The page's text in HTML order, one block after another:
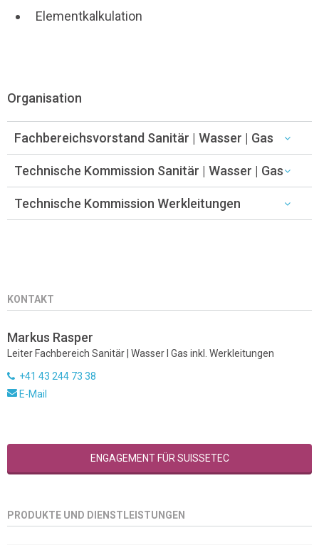
Elementkalkulation
Organisation
Fachbereichsvorstand Sanitär | Wasser | Gas
Technische Kommission Sanitär | Wasser | Gas
Technische Kommission Werkleitungen
KONTAKT
Markus Rasper
Leiter Fachbereich Sanitär | Wasser I Gas inkl. Werkleitungen
+41 43 244 73 38
E-Mail
ENGAGEMENT FÜR SUISSETEC
PRODUKTE UND DIENSTLEISTUNGEN